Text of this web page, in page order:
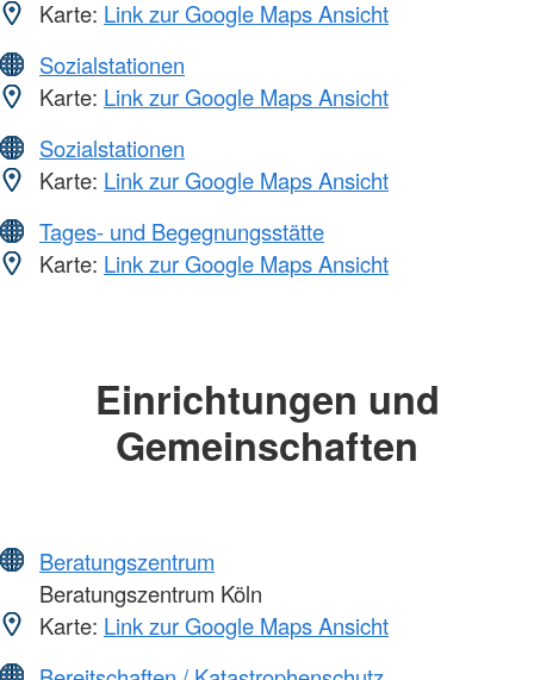
Karte: Link zur Google Maps Ansicht
Sozialstationen
Karte: Link zur Google Maps Ansicht
Sozialstationen
Karte: Link zur Google Maps Ansicht
Tages- und Begegnungsstätte
Karte: Link zur Google Maps Ansicht
Einrichtungen und
Gemeinschaften
Beratungszentrum
Beratungszentrum Köln
Karte: Link zur Google Maps Ansicht